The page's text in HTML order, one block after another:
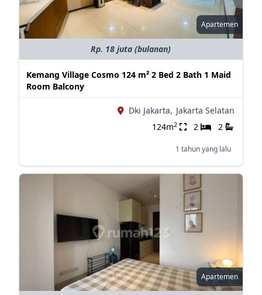
Apartemen
Rp. 18 juta (bulanan)
Kemang Village Cosmo 124 m² 2 Bed 2 Bath 1 Maid
Room Balcony
Dki Jakarta, Jakarta Selatan
124m2 2 2
1 tahun yang lalu
Apartemen